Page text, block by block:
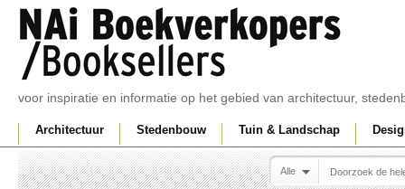
voor inspiratie en informatie op het gebied van architectuur,
Architectuur Stedenbouw Tuin & Landschap
Alle